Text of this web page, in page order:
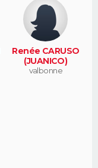
Renée CARUSO
(JUANICO)
valbonne